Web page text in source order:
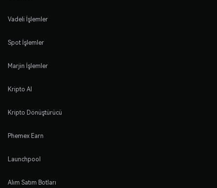
Vadeli İşlemler
Spot İşlemler
Marjin İşlemler
Kripto Al
Kripto Dönüştürücü
Phemex Earn
Launchpool
Alım Satım Botları